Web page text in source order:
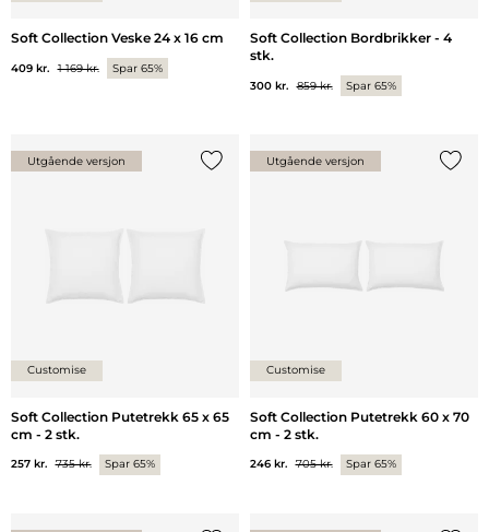
Soft Collection Veske 24 x 16 cm
409 kr. 1 169 kr. Spar 65%
Soft Collection Bordbrikker - 4
stk.
300 kr. 859 kr. Spar 65%
Utgående versjon
Customise
Soft Collection Putetrekk 65 x 65
cm - 2 stk.
257 kr. 735 kr. Spar 65%
Utgående versjon
Customise
Soft Collection Putetrekk 60 x 70
cm - 2 stk.
246 kr. 705 kr. Spar 65%